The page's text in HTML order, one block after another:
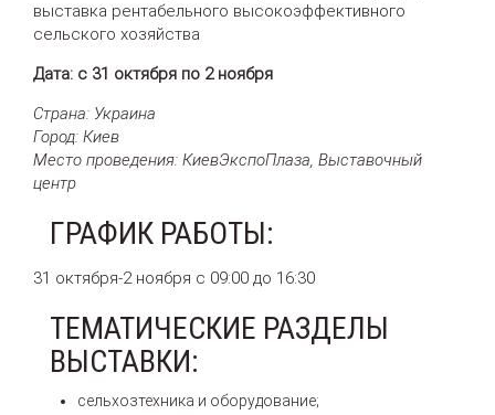
выставка рентабельного высокоэффективного
сельского хозяйства
Дата: с 31 октября по 2 ноября
Страна: Украина
Город: Киев
Место проведения: КиевЭкспоПлаза, Выставочный
центр
ГРАФИК РАБОТЫ:
31 октября-2 ноября с 09:00 до 16:30
ТЕМАТИЧЕСКИЕ РАЗДЕЛЫ
ВЫСТАВКИ:
сельхозтехника и оборудование;